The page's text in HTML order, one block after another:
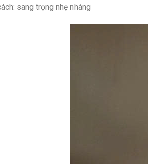
sang trọng nhẹ nhàng